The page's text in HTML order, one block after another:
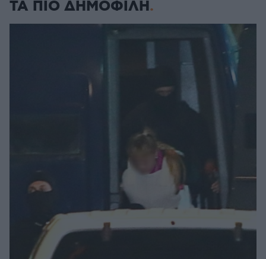
ΤΑ ΠΙΟ ΔΗΜΟΦΙΛΗ